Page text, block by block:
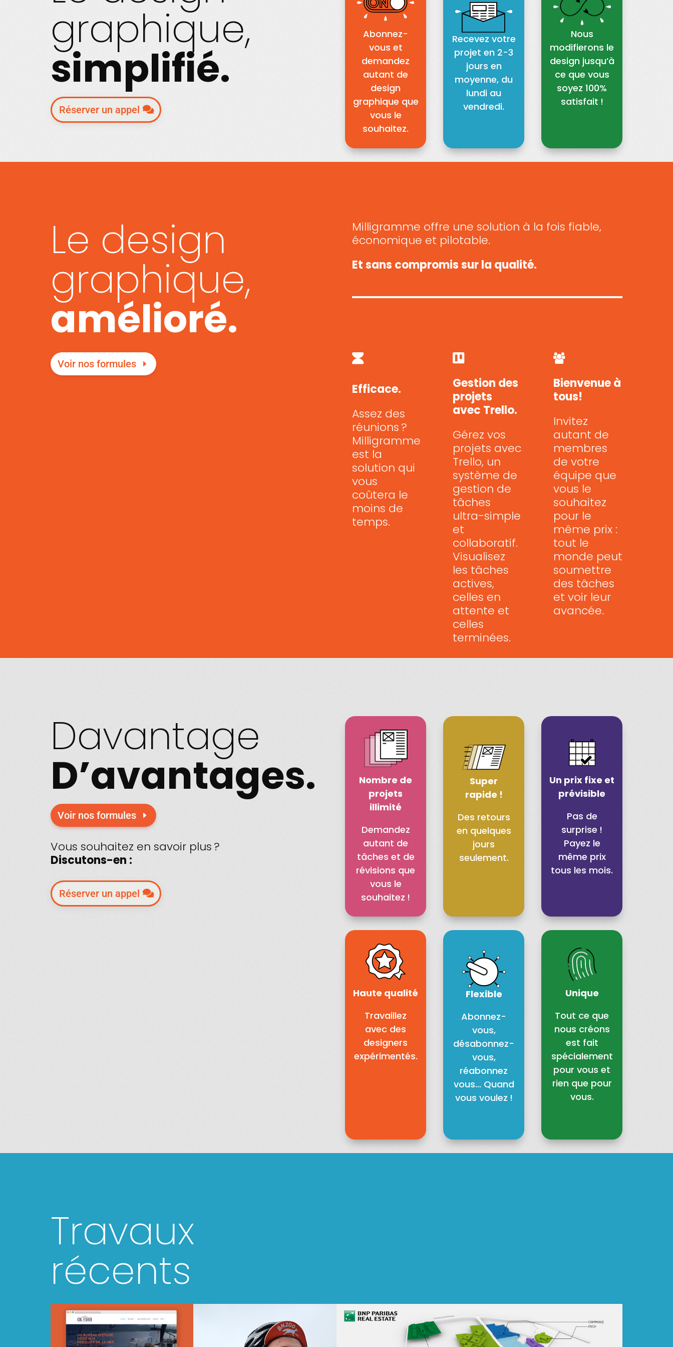
graphique,
simplifié.
Réserver un appel
Abonnez-
vous et
demandez
autant de
design
graphique que
vous le
souhaitez.
Recevez votre
projet en 2-3
jours en
moyenne, du
lundi au
vendredi.
Nous
modifierons le
design jusqu’à
ce que vous
soyez 100%
satisfait !
Le design
graphique,
amélioré.
Milligramme offre une solution à la fois fiable,
économique et pilotable.
Et sans compromis sur la qualité.
Voir nos formules
Efficace.
Assez des
réunions ?
Milligramme
est la
solution qui
vous
coûtera le
moins de
temps.
Gestion des
projets
avec Trello.
Gérez vos
projets avec
Trello, un
système de
gestion de
tâches
ultra-simple
et
collaboratif.
Visualisez
les tâches
actives,
celles en
attente et
celles
terminées.
Bienvenue à
tous!
Invitez
autant de
membres
de votre
équipe que
vous le
souhaitez
pour le
même prix :
tout le
monde peut
soumettre
des tâches
et voir leur
avancée.
Davantage
D’avantages.
Voir nos formules
Vous souhaitez en savoir plus ?
Discutons-en :
Réserver un appel
Nombre de
projets
illimité
Demandez
autant de
tâches et de
révisions que
vous le
souhaitez !
Super
rapide !
Des retours
en quelques
jours
seulement.
Un prix fixe et
prévisible
Pas de
surprise !
Payez le
même prix
tous les mois.
Haute qualité
Travaillez
avec des
designers
expérimentés.
Flexible
Abonnez-
vous,
désabonnez-
vous,
réabonnez
vous… Quand
vous voulez !
Unique
Tout ce que
nous créons
est fait
spécialement
pour vous et
rien que pour
vous.
Travaux
récents